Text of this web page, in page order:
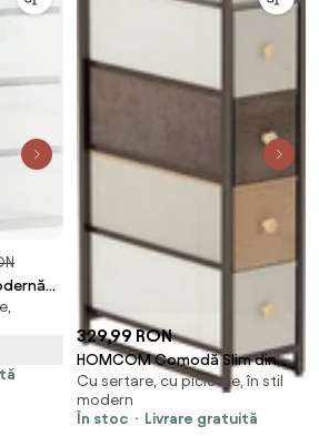
|
329,99 RON
HOMCOM Comodă Slim din
Material Textil cu 4 Sertare
Pliabile, Mobil Compact din
Oțel pentru Dormitor, Baie și
Cu sertare, cu picioare, în stil
modern
În stoc
Livrare gratuită